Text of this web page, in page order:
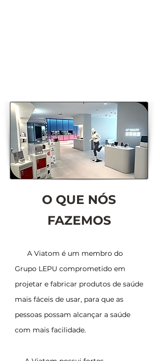
O QUE NÓS
FAZEMOS
A Viatom é um membro do
Grupo LEPU comprometido em
projetar e fabricar produtos de saúde
mais fáceis de usar, para que as
pessoas possam alcançar a saúde
com mais facilidade.